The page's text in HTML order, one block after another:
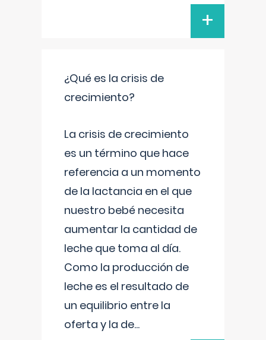
+
¿Qué es la crisis de
crecimiento?
La crisis de crecimiento
es un término que hace
referencia a un momento
de la lactancia en el que
nuestro bebé necesita
aumentar la cantidad de
leche que toma al día.
Como la producción de
leche es el resultado de
un equilibrio entre la
oferta y la de...